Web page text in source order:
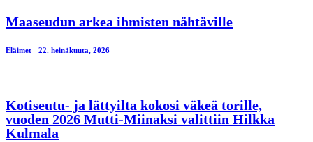
Maaseudun arkea ihmisten nähtäville
Eläimet 22. heinäkuuta, 2026
Kotiseutu- ja lättyilta kokosi väkeä torille,
vuoden 2026 Mutti-Miinaksi valittiin Hilkka
Kulmala